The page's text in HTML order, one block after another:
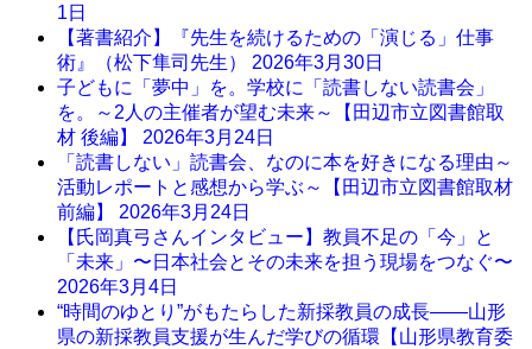
1日
【著書紹介】『先生を続けるための「演じる」仕事
術』（松下隼司先生） 2026年3月30日
子どもに「夢中」を。学校に「読書しない読書会」
を。～2人の主催者が望む未来～【田辺市立図書館取
材 後編】 2026年3月24日
「読書しない」読書会、なのに本を好きになる理由～
活動レポートと感想から学ぶ～【田辺市立図書館取材
前編】 2026年3月24日
【氏岡真弓さんインタビュー】教員不足の「今」と
「未来」〜日本社会とその未来を担う現場をつなぐ〜
2026年3月4日
“時間のゆとり”がもたらした新採教員の成長――山形
県の新採教員支援が生んだ学びの循環【山形県教育委